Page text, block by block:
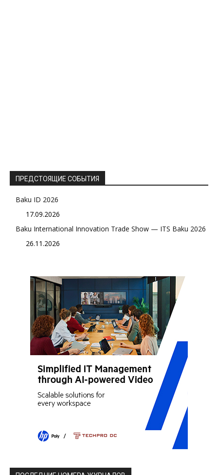
ПРЕДСТОЯЩИЕ СОБЫТИЯ
Baku ID 2026
17.09.2026
Baku International Innovation Trade Show — ITS Baku 2026
26.11.2026